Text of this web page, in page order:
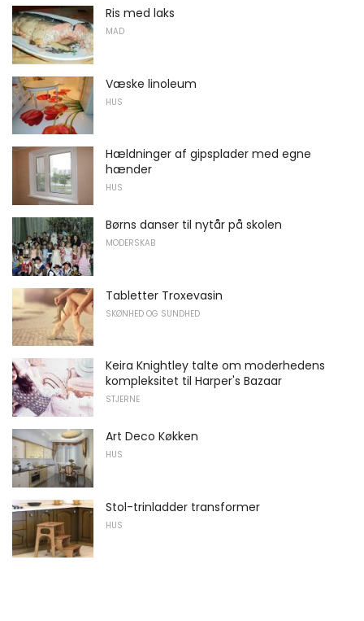
Ris med laks
MAD
Væske linoleum
HUS
Hældninger af gipsplader med egne
hænder
HUS
Børns danser til nytår på skolen
MODERSKAB
Tabletter Troxevasin
SKØNHED OG SUNDHED
Keira Knightley talte om moderhedens
kompleksitet til Harper's Bazaar
STJERNE
Art Deco Køkken
HUS
Stol-trinladder transformer
HUS